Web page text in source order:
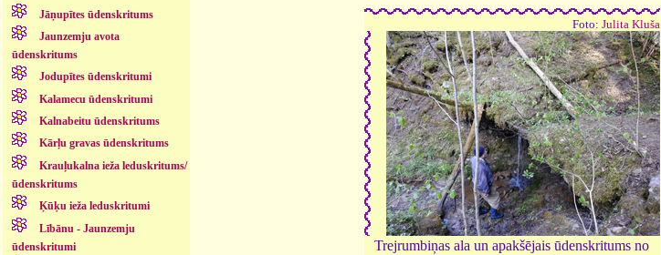
Jāņupītes ūdenskritums
Jaunzemju avota
ūdenskritums
Jodupītes ūdenskritumi
Kalamecu ūdenskritumi
Kalnabeitu ūdenskritums
Kārļu gravas ūdenskritums
Krauļukalna ieža leduskritums/
ūdenskritums
Ķūķu ieža leduskritumi
Lībānu - Jaunzemju
ūdenskritumi
Foto: Julita Kluša
Trejrumbiņas ala un apakšējais ūdenskritums no